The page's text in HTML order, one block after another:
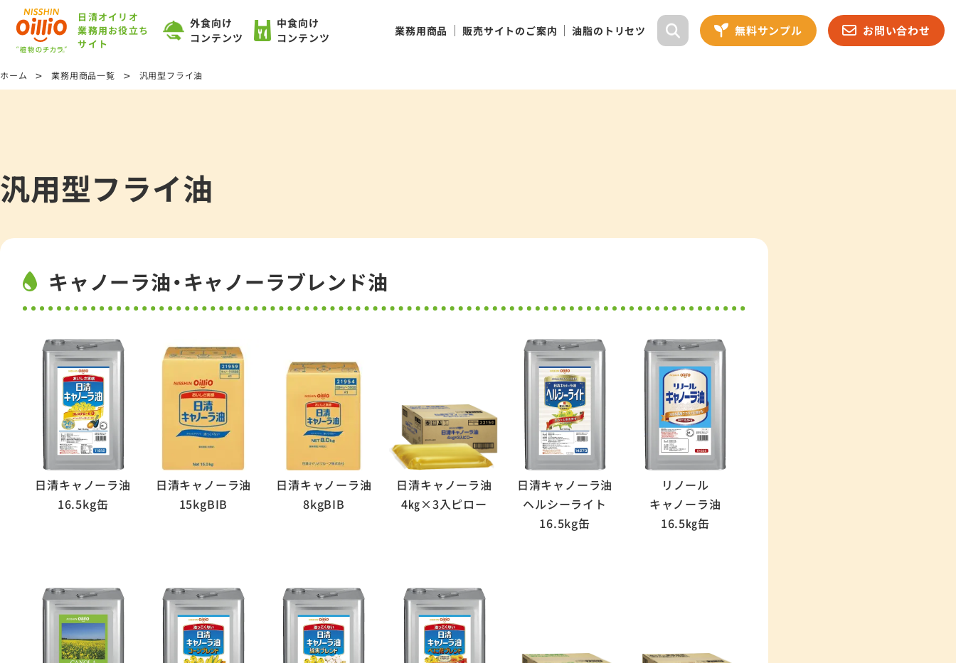
日清オイリオ
業務用お役立ち
サイト
外食向け
コンテンツ
中食向け
コンテンツ
業務用商品 販売サイトのご案内 油脂のトリセツ 無料サンプル お問い合わせ
ホーム > 業務用商品一覧 > 汎用型フライ油
汎用型フライ油
キャノーラ油・キャノーラブレンド油
日清キャノーラ油
16.5kg缶
日清キャノーラ油
15kgBIB
日清キャノーラ油
8kgBIB
日清キャノーラ油
4㎏×3入ピロー
日清キャノーラ油
ヘルシーライト
16.5kg缶
リノール
キャノーラ油
16.5㎏缶